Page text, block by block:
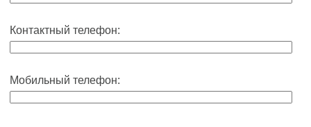
Контактный телефон:
Мобильный телефон: